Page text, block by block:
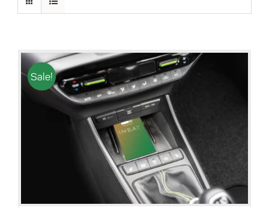
Sale!
Dieses
Produkt
weist
mehrere
Varianten
auf.
Die
Details